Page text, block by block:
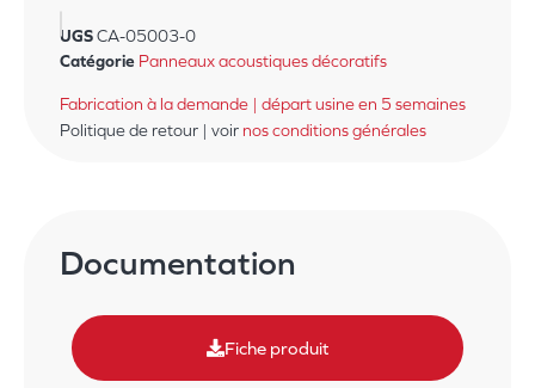
UGSCA-05003-0
Catégorie Panneaux acoustiques décoratifs
Fabrication à la demande | départ usine en 5 semaines
Politique de retour | voir nos conditions générales
Documentation
Fiche produit